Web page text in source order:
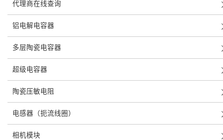
代理商在线查询
铝电解电容器
多层陶瓷电容器
超级电容器
陶瓷压敏电阻
电感器（扼流线圈）
相机模块